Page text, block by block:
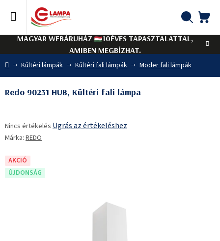
tartalomhoz
MAGYAR WEBÁRUHÁZ
10ÉVES TAPASZTALATTAL,
AMIBEN MEGBÍZHAT.
Kezdőlap
Kültéri lámpák Kültéri fali lámpák Moder fali lámpák
Redo 90231 HUB, Kültéri fali lámpa
termék
átlagos
5-
ből
Nincs értékelés Ugrás az értékeléshez
Márka: REDO
AKCIÓ
ÚJDONSÁG